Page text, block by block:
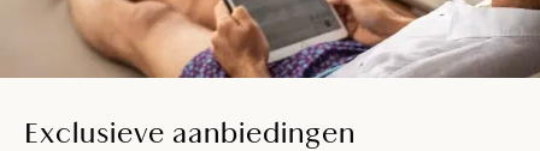
Exclusieve aanbiedingen